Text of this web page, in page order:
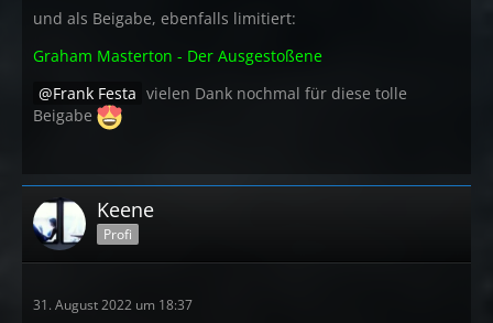
und als Beigabe, ebenfalls limitiert:
Graham Masterton - Der Ausgestoßene
Frank Festa vielen Dank nochmal für diese tolle
Beigabe
Keene
Profi
31. August 2022 um 18:37